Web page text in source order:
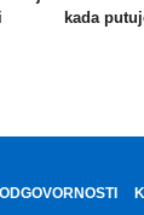
kada